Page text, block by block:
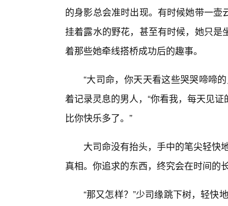
的身影总会准时出现。有时候她带一
挂着露水的野花，甚至有时候，她只
着那些她牵线搭桥成功后的趣事。
“大司命，你天天看这些哭哭啼啼
着记录灵息的男人，“你看我，每天见
比你快乐多了。”
大司命没有抬头，手中的笔尖轻快
真相。你追求的东西，终究会在时间的
“那又怎样？”少司缘跳下树，轻快